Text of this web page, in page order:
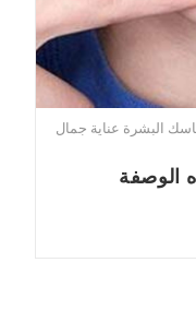
البشرة عناية جمال
الوصفة